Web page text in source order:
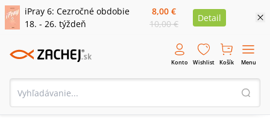
iPray 6: Cezročné obdobie
18. - 26. týždeň
8,00 €
10,00 €
Detail
Konto Wishlist Košík Menu